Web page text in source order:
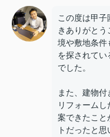
この度は甲
きありがと
境や敷地条件
を探されて
でした。
また、建物
リフォーム
案できたこと
トだったと